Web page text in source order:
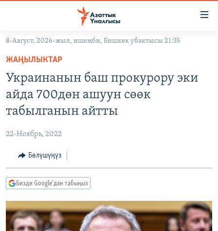
Навигацияга
өтүңүз
Издөөгө
салыңызКЫРГЫЗСТАН
САЯСАТ
МАДАНИЯТ
ДҮЙНӨ
ДҮЙНӨ
УКРАИНА
ТВ ПРОГРАММАЛАР
БҮГҮН АЗАТТЫКТА
ДАНИСТЕ
ЭЖЕ-СИҢДИЛЕР
ПОДКАСТ
Русский
ОНЛАЙН ШЕРИНЕ
8-Август, 2026-жыл, ишемби, Бишкек убактысы 21:35
ЖАҢЫЛЫКТАР
Украинанын баш прокурору эки
айда 700дөн ашуун сөөк
табылганын айтты
22-Ноябрь, 2022
Бөлүшүңүз
Бизди Google'дан табыңыз